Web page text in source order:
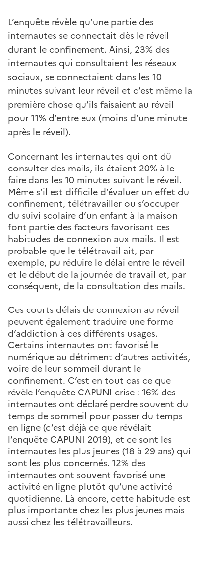
L’enquête révèle qu’une partie des
internautes se connectait dès le réveil
durant le confinement. Ainsi, 23% des
internautes qui consultaient les réseaux
sociaux, se connectaient dans les 10
minutes suivant leur réveil et c’est même la
première chose qu’ils faisaient au réveil
pour 11% d’entre eux (moins d’une minute
après le réveil).
Concernant les internautes qui ont dû
consulter des mails, ils étaient 20% à le
faire dans les 10 minutes suivant le réveil.
Même s’il est difficile d’évaluer un effet du
confinement, télétravailler ou s’occuper
du suivi scolaire d’un enfant à la maison
font partie des facteurs favorisant ces
habitudes de connexion aux mails. Il est
probable que le télétravail ait, par
exemple, pu réduire le délai entre le réveil
et le début de la journée de travail et, par
conséquent, de la consultation des mails.
Ces courts délais de connexion au réveil
peuvent également traduire une forme
d’addiction à ces différents usages.
Certains internautes ont favorisé le
numérique au détriment d’autres activités,
voire de leur sommeil durant le
confinement. C’est en tout cas ce que
révèle l’enquête CAPUNI crise : 16% des
internautes ont déclaré perdre souvent du
temps de sommeil pour passer du temps
en ligne (c’est déjà ce que révélait
l’enquête CAPUNI 2019), et ce sont les
internautes les plus jeunes (18 à 29 ans) qui
sont les plus concernés. 12% des
internautes ont souvent favorisé une
activité en ligne plutôt qu’une activité
quotidienne. Là encore, cette habitude est
plus importante chez les plus jeunes mais
aussi chez les télétravailleurs.